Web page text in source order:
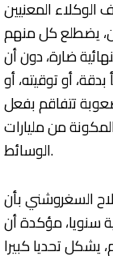
يضطلع كل منهم
ضارة، دون أن
أو توقيته، أو
تتفاقم بفعل
من مليارات
الوسائط.
السغروشني بأن
إدارية سنويا، مؤكدة أن